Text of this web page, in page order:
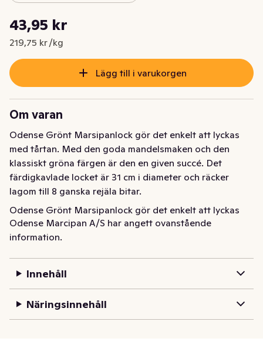
Nuvarande pris är: 43,95 kr
43,95 kr
219,75 kr /kg
Styckpris: 219,75 kr /kg
Lägg till i varukorgen
Om varan
Odense Grönt Marsipanlock gör det enkelt att lyckas
med tårtan. Med den goda mandelsmaken och den
klassiskt gröna färgen är den en given succé. Det
färdigkavlade locket är 31 cm i diameter och räcker
lagom till 8 ganska rejäla bitar.
Odense Grönt Marsipanlock gör det enkelt att lyckas
med tårtan. Med den goda mandelsmaken och den
klassiskt gröna färgen är den en given succé. Det
Odense Marcipan A/S har angett ovanstående
information.
Innehåll
Näringsinnehåll